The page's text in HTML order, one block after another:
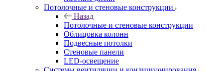
Потолочные и стеновые конструкции
Назад
Потолочные и стеновые конструкции
Облицовка колонн
Подвесные потолки
Стеновые панели
LED-освещение